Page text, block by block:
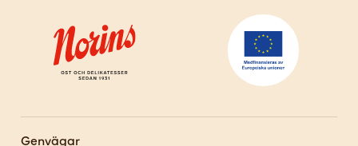
Genvägar